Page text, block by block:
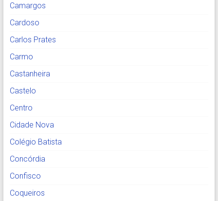
Camargos
Cardoso
Carlos Prates
Carmo
Castanheira
Castelo
Centro
Cidade Nova
Colégio Batista
Concórdia
Confisco
Coqueiros